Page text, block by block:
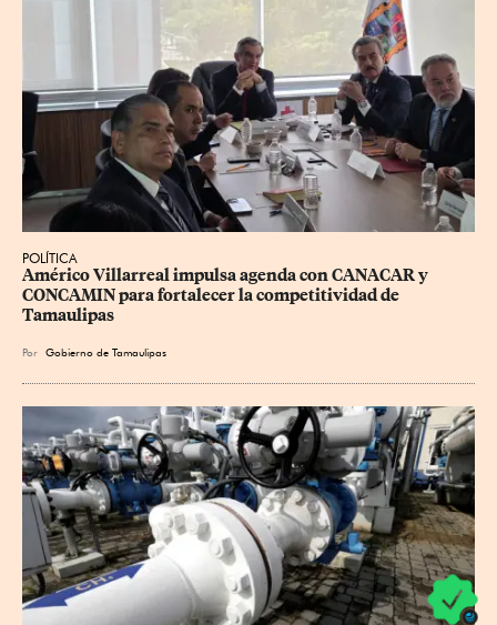
POLÍTICA
Américo Villarreal impulsa agenda con CANACAR y
CONCAMIN para fortalecer la competitividad de
Tamaulipas
Por Gobierno de Tamaulipas